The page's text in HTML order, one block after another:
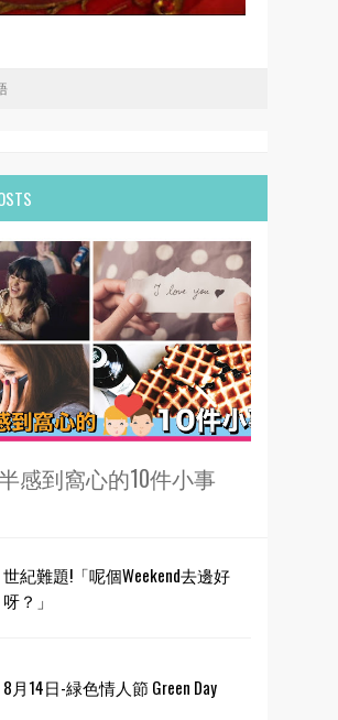
感到窩心的10件小事
世紀難題!「呢個Weekend去邊好
呀？」
8月14日-緑色情人節 Green Day